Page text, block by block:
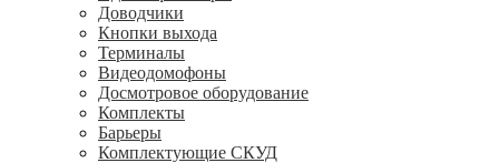
Доводчики
Кнопки выхода
Терминалы
Видеодомофоны
Досмотровое оборудование
Комплекты
Барьеры
Комплектующие СКУД